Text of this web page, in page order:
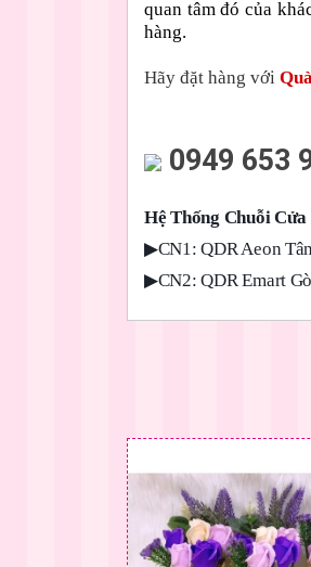
quan tâm đó của
hàng.
Hãy đặt hàng với
0949 653
Hệ Thống Chuỗi
▶CN1: QDR Aeon
▶CN2: QDR Emart